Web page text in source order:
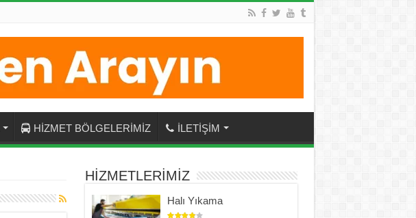
HİZMET BÖLGELERİMİZ İLETİŞİM
HİZMETLERİMİZ
Halı Yıkama